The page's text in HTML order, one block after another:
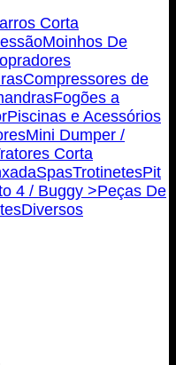
Corta
Moinhos De
Compressores de
Fogões a
Piscinas e Acessórios
Mini Dumper /
Corta
SpasTrotinetesPit
4 / Buggy >Peças De
Diversos